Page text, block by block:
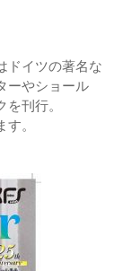
ドイツの著名な
ーやショール
刊行。
。